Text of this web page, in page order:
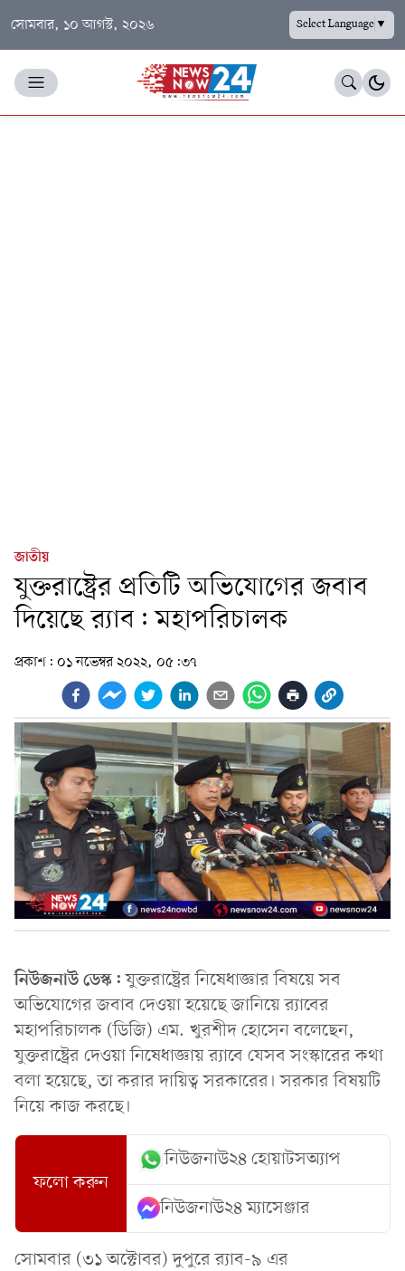
সোমবার, ১০ আগস্ট, ২০২৬ Select Language▼
জাতীয়
যুক্তরাষ্ট্রের প্রতিটি অভিযোগের জবাব
দিয়েছে র‍্যাব: মহাপরিচালক
প্রকাশ: ০১ নভেম্বর ২০২২, ০৫:৩৭
নিউজনাউ ডেস্ক:যুক্তরাষ্ট্রের নিষেধাজ্ঞার বিষয়ে সব
অভিযোগের জবাব দেওয়া হয়েছে জানিয়ে র‌্যাবের
মহাপরিচালক (ডিজি) এম. খুরশীদ হোসেন বলেছেন,
যুক্তরাষ্ট্রের দেওয়া নিষেধাজ্ঞায় র‍্যাবে যেসব সংস্কারের কথা
বলা হয়েছে, তা করার দায়িত্ব সরকারের। সরকার বিষয়টি
নিয়ে কাজ করছে।
ফলো করুন
নিউজনাউ২৪ হোয়াটসঅ্যাপ
নিউজনাউ২৪ ম্যাসেঞ্জার
সোমবার (৩১ অক্টোবর) দুপুরে র‌্যাব-৯ এর